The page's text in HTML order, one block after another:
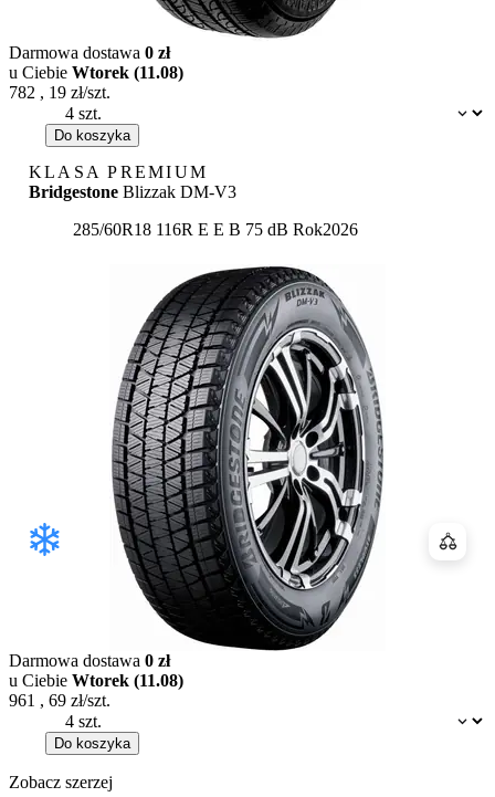
Dostępność:
Darmowa dostawa 0 zł
u Ciebie Wtorek (11.08)
782 , 19 zł/szt.
Do koszyka
KLASA PREMIUM
Bridgestone Blizzak DM-V3
285/60R18 116R Etykieta:
E E B 75 dB Rok2026
Dostępność:
Darmowa dostawa 0 zł
u Ciebie Wtorek (11.08)
961 , 69 zł/szt.
Do koszyka
Zobacz szerzej